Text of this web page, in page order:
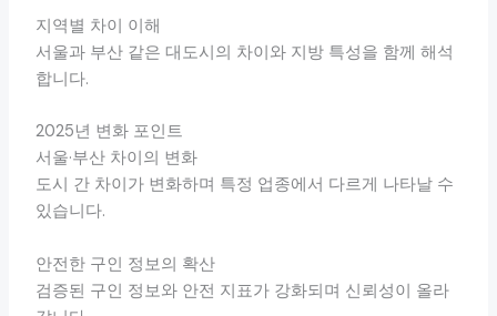
지역별 차이 이해
서울과 부산 같은 대도시의 차이와 지방 특성을 함께 해석
합니다.
2025년 변화 포인트
서울·부산 차이의 변화
도시 간 차이가 변화하며 특정 업종에서 다르게 나타날 수
있습니다.
안전한 구인 정보의 확산
검증된 구인 정보와 안전 지표가 강화되며 신뢰성이 올라